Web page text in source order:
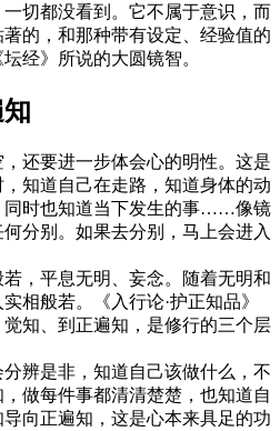
切都没看到。它不属于意识，而
的，和那种带有设定、经验值的
经》所说的大圆镜智。
要进一步体会心的明性。这是
知道自己在走路，知道身体的动
同时也知道当下发生的事……像镜
分别。如果去分别，马上会进入
平息无明、妄念。随着无明和
相般若。《入行论·护正知品》
知、到正遍知，是修行的三个层
是非，知道自己该做什么，不
做每件事都清清楚楚，也知道自
向正遍知，这是心本来具足的功